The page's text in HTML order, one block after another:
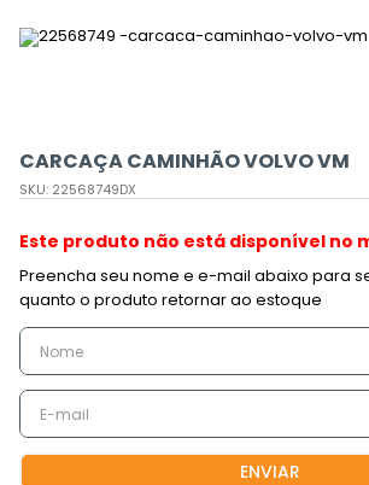
CARCAÇA CAMINHÃO VOLVO VM
SKU: 22568749DX
Este produto não está disponível no
ENVIAR